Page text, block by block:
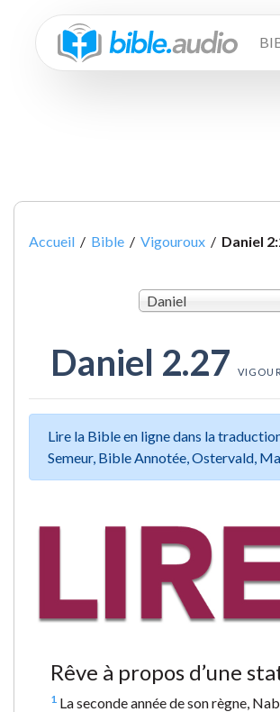
Accueil / Bible / Vigouroux / Daniel
Daniel
Daniel 2.27
Lire la Bible en ligne dans la
Semeur, Bible Annotée, Ostervald,
Rêve à propos d’une
1 La seconde année de son règne,